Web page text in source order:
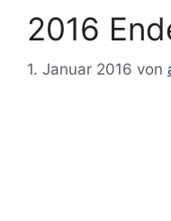
2016
1. Januar 2016 von
August 2023
März 2023
Januar 2023